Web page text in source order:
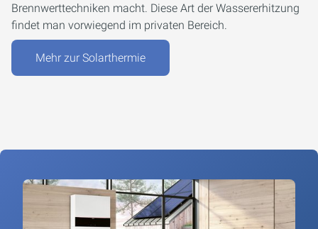
Brennwerttechniken macht. Diese Art der Wassererhitzung
findet man vorwiegend im privaten Bereich.
Mehr zur Solarthermie